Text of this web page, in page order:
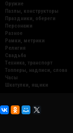
Оружие
Пазлы, конструкторы
Праздники, обереги
Персонажи
Разное
Рамки, метрики
Религия
Свадьба
Техника, транспорт
Топперы, надписи, слова
Часы
Шкатулки, ящики